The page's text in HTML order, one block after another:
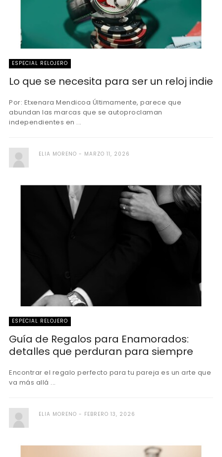
ESPECIAL RELOJERO
Lo que se necesita para ser un reloj indie
Por: Etxenara Mendicoa Últimamente, parece que
abundan las marcas que se autoproclaman
independientes en ...
ELIA MORENO MARZO 11, 2026
ESPECIAL RELOJERO
Guía de Regalos para Enamorados:
detalles que perduran para siempre
Encontrar el regalo perfecto para tu pareja es un arte que
va más allá ...
ELIA MORENO FEBRERO 13, 2026